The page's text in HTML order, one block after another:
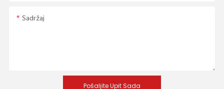
Sadržaj
Pošaljite Upit Sada